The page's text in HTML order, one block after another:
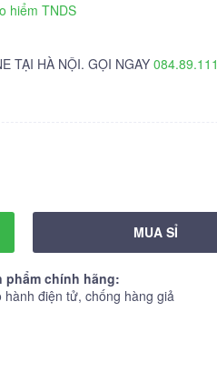
hiểm TNDS
TẠI HÀ NỘI. GỌI NGAY
MUA SỈ
phẩm chính hãng:
hành điện tử, chống hàng giả